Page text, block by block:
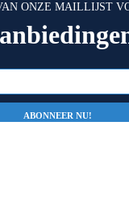
ONZE MAILLIJST